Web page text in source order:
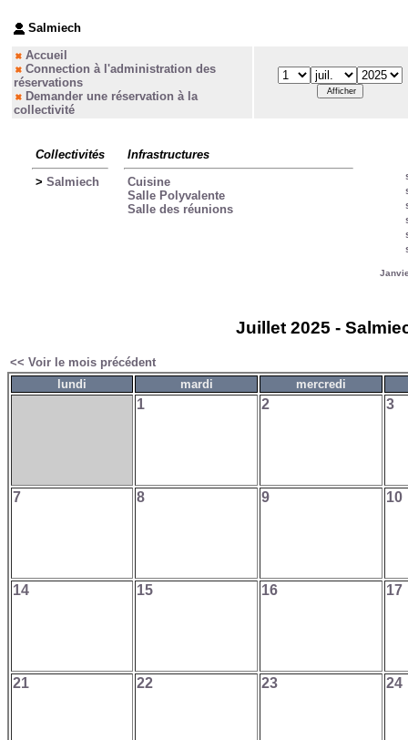
Salmiech
Accueil
Connection à l'administration des
réservations
Demander une réservation à la
collectivité
Collectivités
> Salmiech
Infrastructures
Cuisine
Salle Polyvalente
Salle des réunions
Juillet 2025 -
<< Voir le mois précédent
lundi
mardi mercredi
1 2 3
7 8 9 10
14 15 16 17
21 22 23 24